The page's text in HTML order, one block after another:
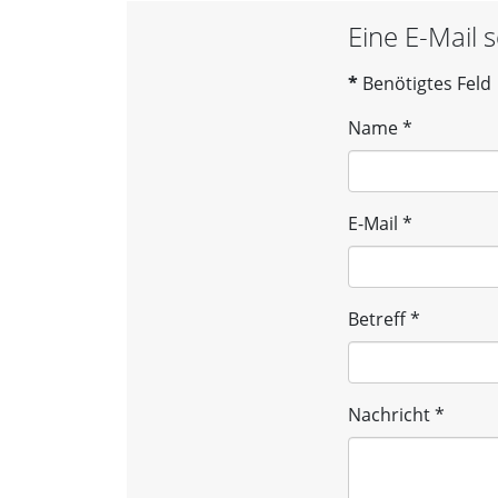
Eine E-Mail
* Benötigtes Feld
Name*
E-Mail *
Betreff*
Nachricht*